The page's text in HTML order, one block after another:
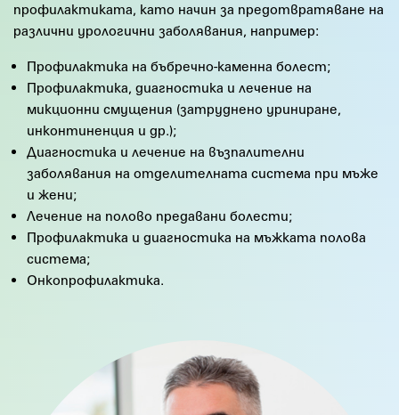
профилактиката, като начин за предотвратяване на
различни урологични заболявания, например:
Профилактика на бъбречно-каменна болест;
Профилактика, диагностика и лечение на
микционни смущения (затруднено уриниране,
инконтиненция и др.);
Диагностика и лечение на възпалителни
заболявания на отделителната система при мъже
и жени;
Лечение на полово предавани болести;
Профилактика и диагностика на мъжката полова
система;
Онкопрофилактика.